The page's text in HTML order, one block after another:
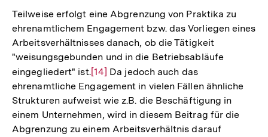
der
Fußnote
Teilweise erfolgt eine Abgrenzung von Praktika zu
ehrenamtlichem Engagement bzw. das Vorliegen eines
Arbeitsverhältnisses danach, ob die Tätigkeit
"weisungsgebunden und in die Betriebsabläufe
eingegliedert" ist.Zur
Auflösung
der
Fußnote
[14] Da jedoch auch das
ehrenamtliche Engagement in vielen Fällen ähnliche
Strukturen aufweist wie z.B. die Beschäftigung in
einem Unternehmen, wird in diesem Beitrag für die
Abgrenzung zu einem Arbeitsverhältnis darauf